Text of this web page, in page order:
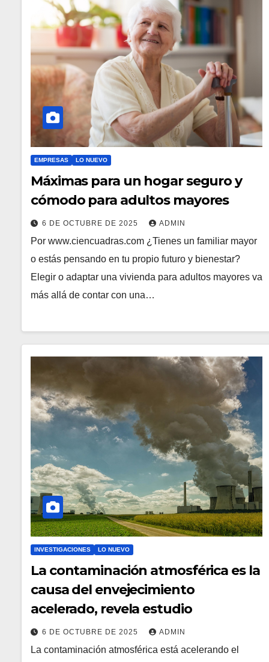
EMPRESAS LO NUEVO
Máximas para un hogar seguro y
cómodo para adultos mayores
6 DE OCTUBRE DE 2025 ADMIN
Por www.ciencuadras.com ¿Tienes un familiar mayor
o estás pensando en tu propio futuro y bienestar?
Elegir o adaptar una vivienda para adultos mayores va
más allá de contar con una…
INVESTIGACIONES LO NUEVO
La contaminación atmosférica es la
causa del envejecimiento
acelerado, revela estudio
6 DE OCTUBRE DE 2025 ADMIN
La contaminación atmosférica está acelerando el